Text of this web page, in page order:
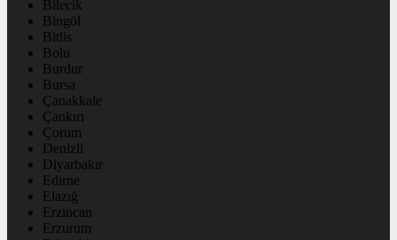
Bilecik
Bingöl
Bitlis
Bolu
Burdur
Bursa
Çanakkale
Çankırı
Çorum
Denizli
Diyarbakır
Edirne
Elazığ
Erzincan
Erzurum